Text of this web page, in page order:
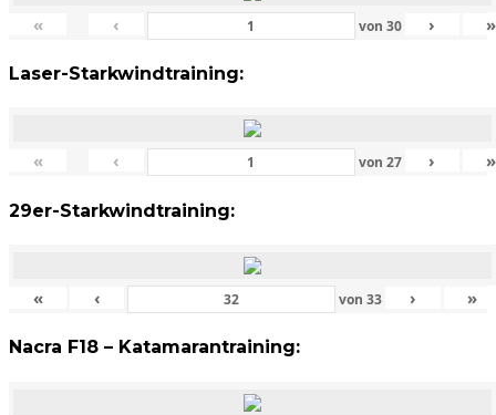
« ‹ von 30 › »
Laser-Starkwindtraining:
« ‹ von 27 › »
29er-Starkwindtraining:
« ‹ von33 › »
Nacra F18 – Katamarantraining: